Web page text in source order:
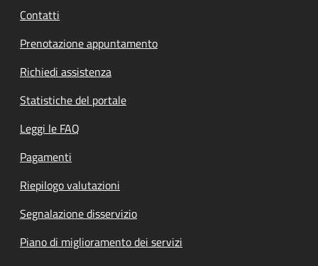
Contatti
Prenotazione appuntamento
Richiedi assistenza
Statistiche del portale
Leggi le FAQ
Pagamenti
Riepilogo valutazioni
Segnalazione disservizio
Piano di miglioramento dei servizi